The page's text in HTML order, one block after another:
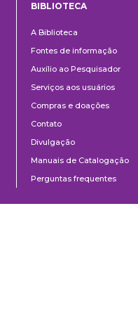
BIBLIOTECA
A Biblioteca
Fontes de informação
Auxílio ao Pesquisador
Serviços aos usuários
Compras e doações
Contato
Divulgação
Manuais de Catalogação
Perguntas frequentes